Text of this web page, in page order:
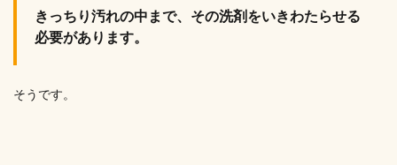
きっちり汚れの中まで、その洗剤をいきわたらせる
必要があります。
そうです。